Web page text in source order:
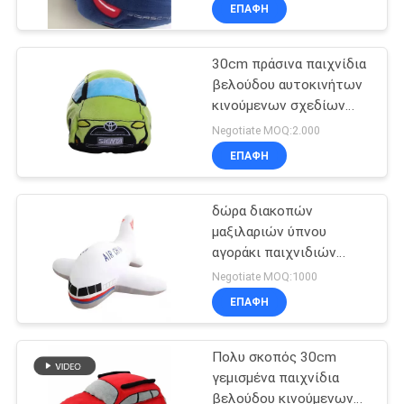
ΈΛΕΓΧΟΣ
ΕΛΆΤΕ
ΕΠΑΦΉ
ΜΕ
ΕΙΔΉΣΕΙΣ
ΖΗΤΉΣΤΕ
ΈΝΑ
ΑΠΌΣΠΑΣΜΑ
30cm παρόντα
ΕΠΑΦΉ
30cm πράσινα παιχνίδια
βελούδου αυτοκινήτων
κινούμενων σχεδίων
παιδιών γεμισμένα
άμιλλα μοντέρνα
Negotiate MOQ:2.000
ΕΠΑΦΉ
δώρα διακοπών
μαξιλαριών ύπνου
αγοράκι παιχνιδιών
βελούδου αεροπλάνων
30cm που
προσαρμόζονται
Negotiate MOQ:1000
ΕΠΑΦΉ
Πολυ σκοπός 30cm
γεμισμένα παιχνίδια
βελούδου κινούμενων